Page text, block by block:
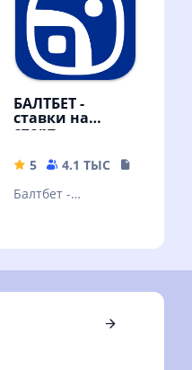
новости,
результаты матчей
БАЛТБЕТ -
ставки на
спорт
5 4.1 ТЫС
Балтбет -